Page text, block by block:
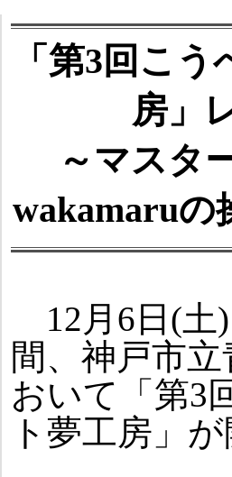
「第3回こ
房」
～マスタ
wakamaruの
12月6日(土
間、神戸市
おいて「第3
ト夢工房」